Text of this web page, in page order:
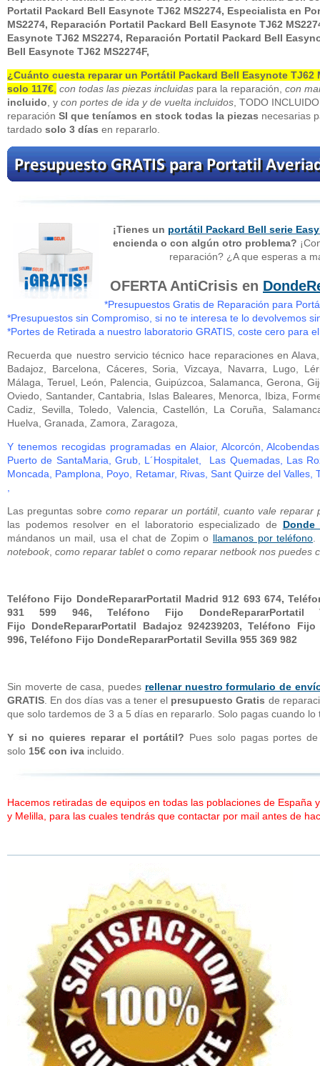
Portatil Packard Bell Easynote TJ62 MS2274, Especialista en
MS2274, Reparación Portatil Packard Bell Easynote TJ62
Easynote TJ62 MS2274, Reparación Portatil Packard Bell
Bell Easynote TJ62 MS2274F,
¿Cuánto cuesta reparar un Portátil Packard Bell Easynote TJ62
solo 117€ con todas las piezas incluidas para la reparación, con
incluido , y con portes de ida y de vuelta incluidos , TODO
reparación SI que teníamos en stock todas la piezas necesarias
tardado solo 3 días en repararlo.
¡Tienes un portátil Packard Bell serie
encienda o con algún otro problema?
reparación? ¿A que esperas a
OFERTA AntiCrisis en
*Presupuestos Gratis de Reparación para
*Presupuestos sin Compromiso, si no te interesa te lo devolvemos
*Portes de Retirada a nuestro laboratorio GRATIS, coste cero para
Recuerda que nuestro servicio técnico hace reparaciones en
Badajoz, Barcelona, Cáceres, Soria, Vizcaya, Navarra, Lugo,
Málaga, Teruel, León, Palencia, Guipúzcoa, Salamanca, Gerona,
Oviedo, Santander, Cantabria, Islas Baleares, Menorca, Ibiza,
Cadiz, Sevilla, Toledo, Valencia, Castellón, La Coruña,
Huelva, Granada, Zamora, Zaragoza,
Y tenemos recogidas programadas en Alaior, Alcorcón,
Puerto de SantaMaria, Grub, L´Hospitalet, Las Quemadas, Las
Moncada, Pamplona, Poyo, Retamar, Rivas, Sant Quirze del Valles,
Las preguntas sobre como reparar un portátil, cuanto vale reparar
las podemos resolver en el laboratorio especializado de Donde
mándanos un mail, usa el chat de Zopim o llamanos por teléfono
notebook como reparar tableto como reparar netbook nos puedes
Teléfono Fijo DondeRepararPortatil Madrid 912 693 674,
931 599 946, Teléfono Fijo
Fijo DondeRepararPortatil Badajoz 924239203, Teléfono
996, Teléfono Fijo DondeRepararPortatil Sevilla 955 369 982
Sin moverte de casa, puedes rellenar nuestro formulario de
GRATIS . En dos días vas a tener el presupuesto Gratis de
que solo tardemos de 3 a 5 días en repararlo. Solo pagas cuando
Y si no quieres reparar el portátil? Pues solo pagas portes
solo 15€ con iva incluido.
Hacemos retiradas de equipos en todas las poblaciones de España
y Melilla, para las cuales tendrás que contactar por mail antes de